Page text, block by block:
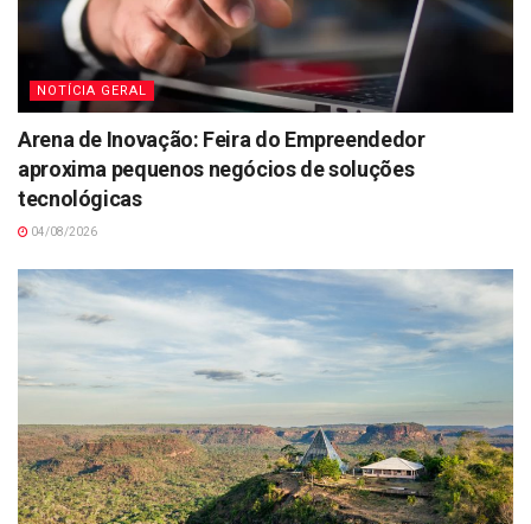
NOTÍCIA GERAL
Arena de Inovação: Feira do Empreendedor
aproxima pequenos negócios de soluções
tecnológicas
04/08/2026